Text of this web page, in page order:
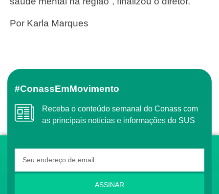
Por Karla Marques
#ConassEmMovimento
Receba o conteúdo semanal do Conass com
as principais notícias e informações do SUS
ASSINAR